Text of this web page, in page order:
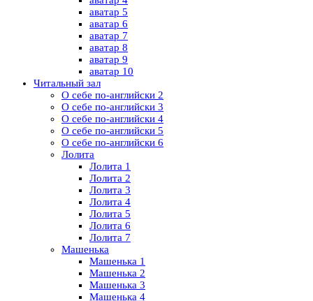
аватар 5
аватар 6
аватар 7
аватар 8
аватар 9
аватар 10
Читальный зал
О себе по-английски 2
О себе по-английски 3
О себе по-английски 4
О себе по-английски 5
О себе по-английски 6
Лолита
Лолита 1
Лолита 2
Лолита 3
Лолита 4
Лолита 5
Лолита 6
Лолита 7
Машенька
Машенька 1
Машенька 2
Машенька 3
Машенька 4